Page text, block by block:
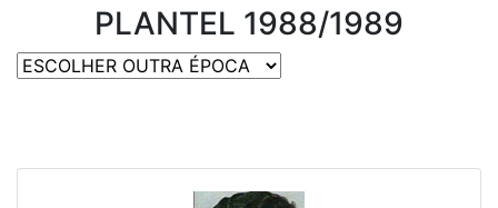
PLANTEL 1988/1989